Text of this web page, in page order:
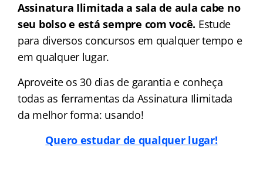
Assinatura Ilimitada a sala de aula cabe no
seu bolso e está sempre com você. Estude
para diversos concursos em qualquer tempo e
em qualquer lugar.
Aproveite os 30 dias de garantia e conheça
todas as ferramentas da Assinatura Ilimitada
da melhor forma: usando!
Quero estudar de qualquer lugar!